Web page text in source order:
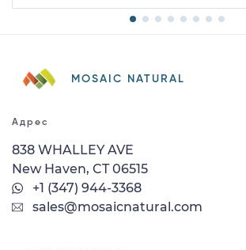
MOSAIC NATURAL
Адрес
838 WHALLEY AVE
New Haven, CT 06515
+1 (347) 944-3368
sales@mosaicnatural.com